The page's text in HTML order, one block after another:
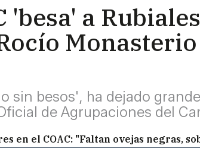
'besa' a
sin besos', ha dejado
de Agrupaciones del
en el COAC: "Faltan ovejas negras,